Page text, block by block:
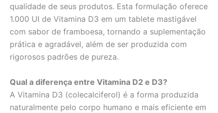
qualidade de seus produtos. Esta formulação oferece
1.000 UI de Vitamina D3 em um tablete mastigável
com sabor de framboesa, tornando a suplementação
prática e agradável, além de ser produzida com
rigorosos padrões de pureza.
Qual a diferença entre Vitamina D2 e D3?
A Vitamina D3 (colecalciferol) é a forma produzida
naturalmente pelo corpo humano e mais eficiente em